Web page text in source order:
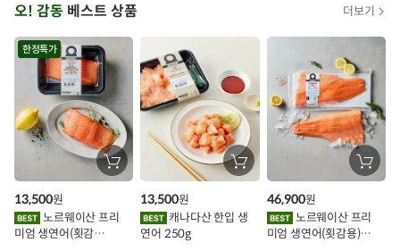
아
시
인
이
오! 감동 베스트 상품 더보기
한정특가
장
바
에
담
노르웨이산 프리
미엄 생연어(횟감
13,500원
장
바
에
담
연어 250g
13,500원
장
바
에
담
기
미엄 생연어(횟감용)
46,900원